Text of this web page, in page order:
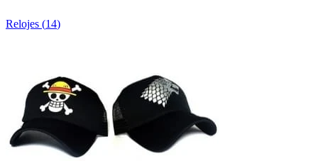
Relojes (14)